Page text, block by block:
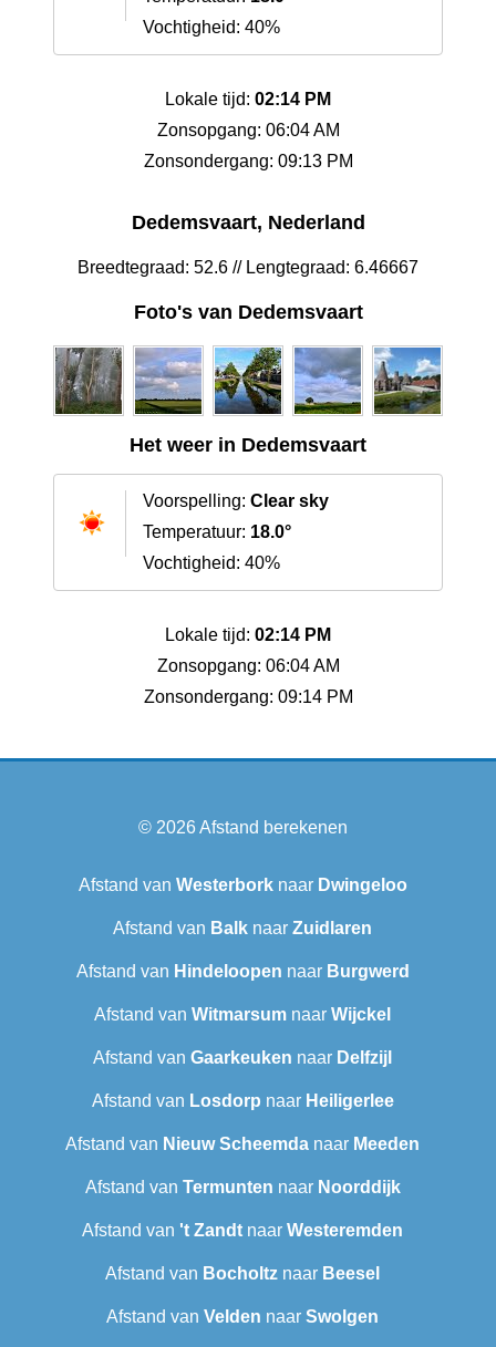
Vochtigheid: 40%
Lokale tijd: 02:14 PM
Zonsopgang: 06:04 AM
Zonsondergang: 09:13 PM
Dedemsvaart, Nederland
Breedtegraad: 52.6 // Lengtegraad: 6.46667
Foto's van Dedemsvaart
Het weer in Dedemsvaart
Voorspelling: Clear sky
Temperatuur: 18.0°
Vochtigheid: 40%
Lokale tijd: 02:14 PM
Zonsopgang: 06:04 AM
Zonsondergang: 09:14 PM
© 2026Afstand berekenen
Afstand van Westerborknaar Dwingeloo
Afstand van Balk naar Zuidlaren
Afstand van Hindeloopen naar Burgwerd
Afstand van Witmarsum naar Wijckel
Afstand van Gaarkeuken naar Delfzijl
Afstand van Losdorp naar Heiligerlee
Afstand van Nieuw Scheemda naar Meeden
Afstand van Termunten naar Noorddijk
Afstand van 't Zandt naar Westeremden
Afstand van Bocholtz naar Beesel
Afstand van Velden naar Swolgen